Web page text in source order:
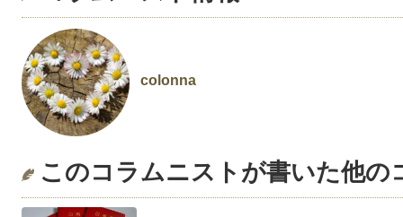
colonna
このコラムニストが書いた他の